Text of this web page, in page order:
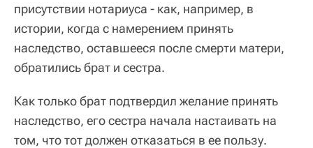
присутствии нотариуса - как, например, в
истории, когда с намерением принять
наследство, оставшееся после смерти матери,
обратились брат и сестра.
Как только брат подтвердил желание принять
наследство, его сестра начала настаивать на
том, что тот должен отказаться в ее пользу.